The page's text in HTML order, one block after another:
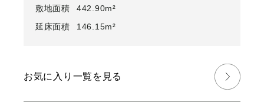
敷地面積
442.90m²
延床面積
146.15m²
お気に入り一覧を見る